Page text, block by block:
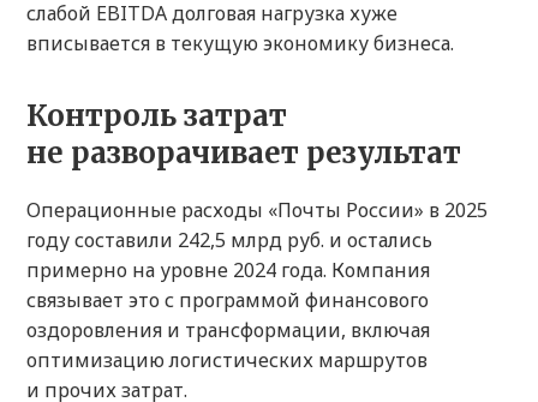
слабой EBITDA долговая нагрузка хуже
вписывается в текущую экономику бизнеса.
Контроль затрат
не разворачивает результат
Операционные расходы «Почты России» в 2025
году составили 242,5 млрд руб. и остались
примерно на уровне 2024 года. Компания
связывает это с программой финансового
оздоровления и трансформации, включая
оптимизацию логистических маршрутов
и прочих затрат.